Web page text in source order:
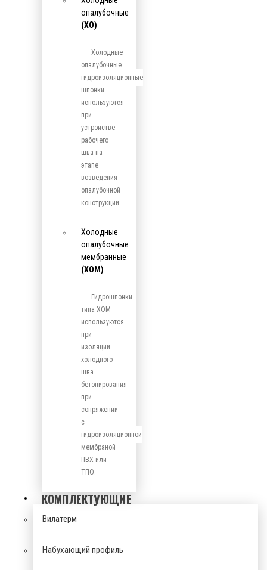
опалубочные
(ХО)
Холодные
опалубочные
гидроизоляционные
шпонки
используются
при
устройстве
рабочего
шва на
этапе
возведения
опалубочной
конструкции.
Холодные
опалубочные
мембранные
(ХОМ)
Гидрошпонки
типа ХОМ
используются
при
изоляции
холодного
шва
бетонирования
при
сопряжении
с
гидроизоляционной
мембраной
ПВХ или
ТПО.
КОМПЛЕКТУЮЩИЕ
Вилатерм
Набухающий профиль